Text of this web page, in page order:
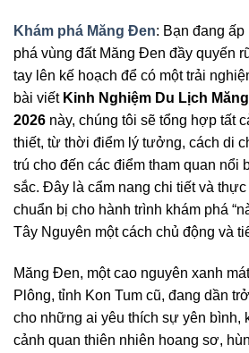
Khám phá Măng Đen: Bạn đang
phá vùng đất Măng Đen đầy quyến
tay lên kế hoạch để có một trải
bài viết Kinh Nghiệm Du Lịch
2026 này, chúng tôi sẽ tổng hợp tất
thiết, từ thời điểm lý tưởng, cách di
trú cho đến các điểm tham quan nổi
sắc. Đây là cẩm nang chi tiết và
chuẩn bị cho hành trình khám phá
Tây Nguyên một cách chủ động và
Măng Đen, một cao nguyên xanh
Plông, tỉnh Kon Tum cũ, đang dần
cho những ai yêu thích sự yên bình,
cảnh quan thiên nhiên hoang sơ,